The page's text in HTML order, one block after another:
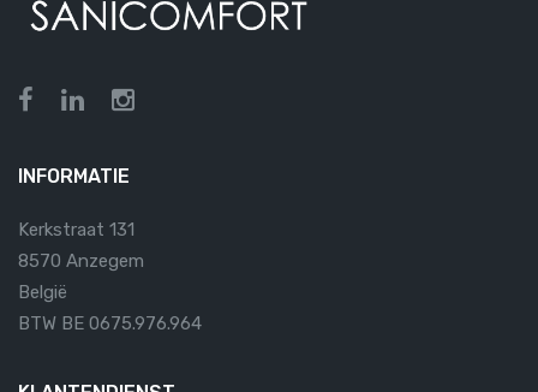
INFORMATIE
Kerkstraat 131
8570 Anzegem
België
BTW BE 0675.976.964